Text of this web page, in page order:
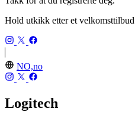
Hold utkikk etter et
NO,no
Logitech